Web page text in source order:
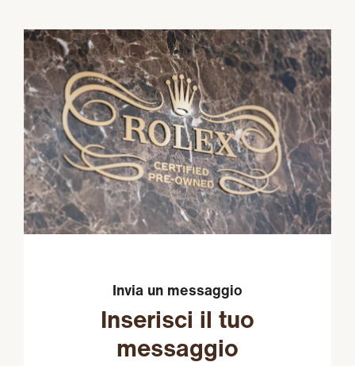
Invia un messaggio
Inserisci il tuo
messaggio